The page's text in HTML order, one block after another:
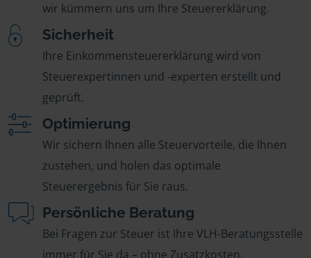
wir kümmern uns um Ihre Steuererklärung.
Sicherheit
Ihre Einkommensteuererklärung wird von
Steuerexpertinnen und -experten erstellt und
geprüft.
Optimierung
Wir sichern Ihnen alle Steuervorteile, die Ihnen
zustehen, und holen das optimale
Steuerergebnis für Sie raus.
Persönliche Beratung
Bei Fragen zur Steuer ist Ihre VLH-Beratungsstelle
immer für Sie da – ohne Zusatzkosten.